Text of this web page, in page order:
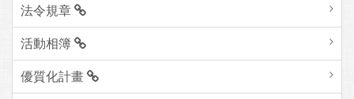
法令規章
活動相簿
優質化計畫